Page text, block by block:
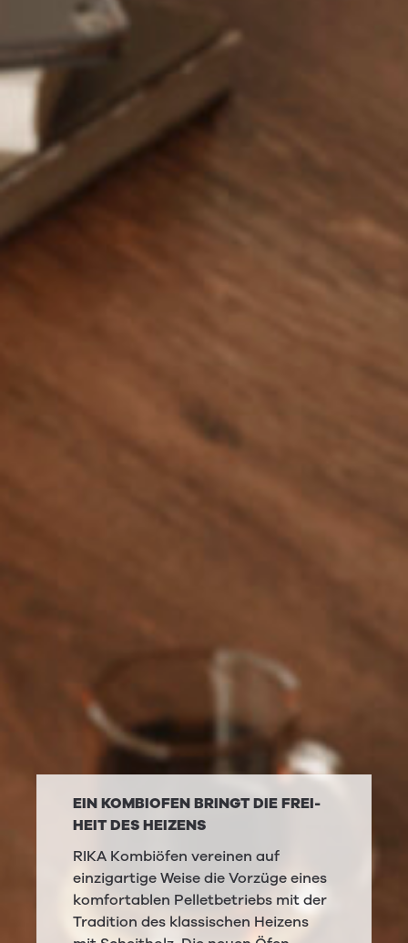
EINKOM­BIOFENBRINGTDIEFREI­
HEITDESHEIZENS
RIKA Kombiöfen vereinen auf
einzigartige Weise die Vorzüge eines
komfortablen Pelletbetriebs mit der
Tradition des klassischen Heizens